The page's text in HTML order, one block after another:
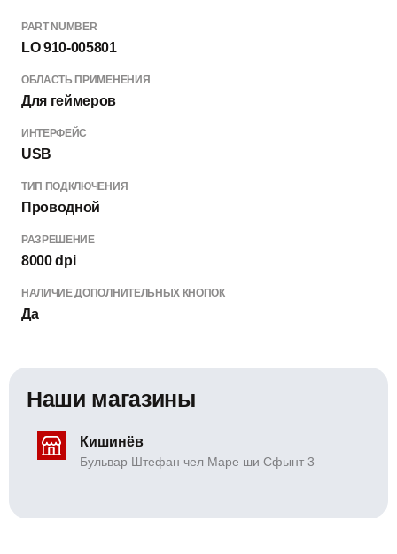
PART NUMBER
LO 910-005801
ОБЛАСТЬ ПРИМЕНЕНИЯ
Для геймеров
ИНТЕРФЕЙС
USB
ТИП ПОДКЛЮЧЕНИЯ
Проводной
РАЗРЕШЕНИЕ
8000 dpi
НАЛИЧИЕ ДОПОЛНИТЕЛЬНЫХ КНОПОК
Да
Наши магазины
Кишинёв
Бульвар Штефан чел Маре ши Сфынт 3